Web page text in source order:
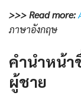
>>> Read more:
ภาษาอังกฤษ
คํานําหน้า
ผู้ชาย